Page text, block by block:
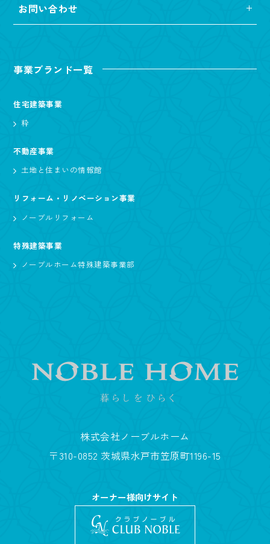
お問い合わせ
事業ブランド一覧
住宅建築事業
粋
不動産事業
土地と住まいの情報館
リフォーム・リノベーション事業
ノーブルリフォーム
特殊建築事業
ノーブルホーム特殊建築事業部
株式会社ノーブルホーム
〒310-0852 茨城県水戸市笠原町1196-15
オーナー様向けサイト